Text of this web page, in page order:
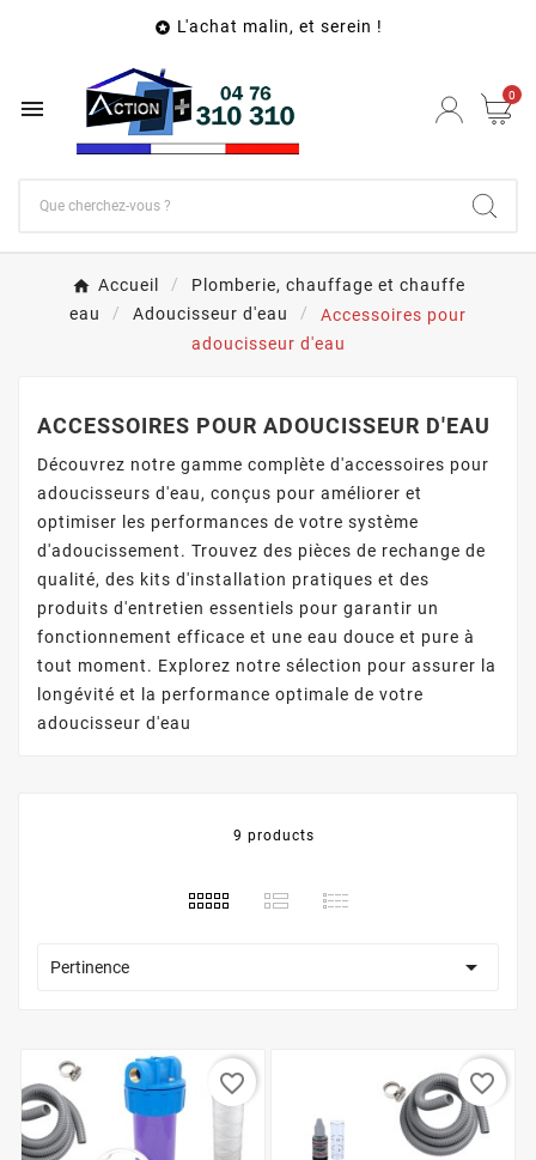
 L'achat malin, et serein !
 0
Accueil
Plomberie, chauffage et chauffe
eau
Adoucisseur d'eau
Accessoires pour
adoucisseur d'eau
ACCESSOIRES POUR ADOUCISSEUR D'EAU
Découvrez notre gamme complète d'accessoires pour
adoucisseurs d'eau, conçus pour améliorer et
optimiser les performances de votre système
d'adoucissement. Trouvez des pièces de rechange de
qualité, des kits d'installation pratiques et des
produits d'entretien essentiels pour garantir un
fonctionnement efficace et une eau douce et pure à
tout moment. Explorez notre sélection pour assurer la
longévité et la performance optimale de votre
adoucisseur d'eau
9 products
Pertinence 
favorite_border favorite_border